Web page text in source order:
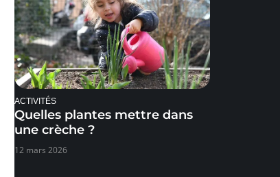
ACTIVITÉS
Quelles plantes mettre dans
une crèche ?
12 mars 2026